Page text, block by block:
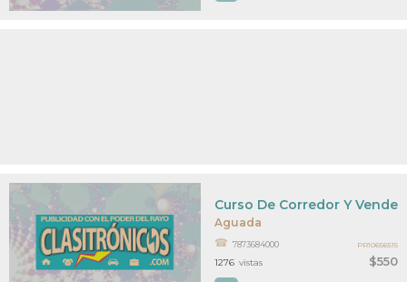
Aguada
$550
Curso De Corredor Y
7873684000
1276 vistas
PR10656515